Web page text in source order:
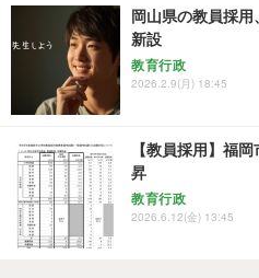
岡山県の教員採
新設
教育行政
2026.2.9(月) 18:45
【教員採用】福
昇
教育行政
2026.6.12(金) 13:45